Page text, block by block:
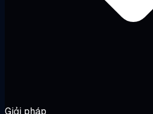
Giải pháp